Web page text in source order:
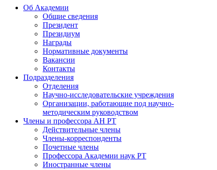
Об Академии
Общие сведения
Президент
Президиум
Награды
Нормативные документы
Вакансии
Контакты
Подразделения
Отделения
Научно-исследовательские учреждения
Организации, работающие под научно-
методическим руководством
Члены и профессора АН РТ
Действительные члены
Члены-корреспонденты
Почетные члены
Профессора Академии наук РТ
Иностранные члены